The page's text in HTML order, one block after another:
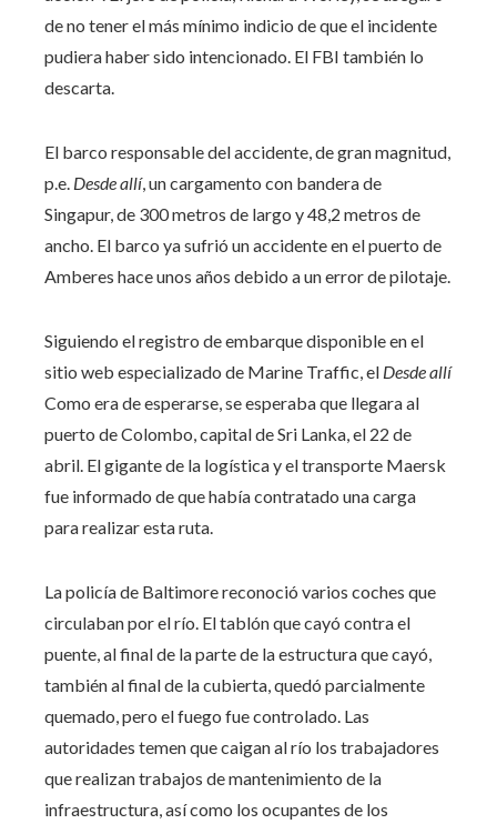
de no tener el más mínimo indicio de que el incidente
pudiera haber sido intencionado. El FBI también lo
descarta.
El barco responsable del accidente, de gran magnitud,
p.e. Desde allí, un cargamento con bandera de
Singapur, de 300 metros de largo y 48,2 metros de
ancho. El barco ya sufrió un accidente en el puerto de
Amberes hace unos años debido a un error de pilotaje.
Siguiendo el registro de embarque disponible en el
sitio web especializado de Marine Traffic, el Desde allí
Como era de esperarse, se esperaba que llegara al
puerto de Colombo, capital de Sri Lanka, el 22 de
abril. El gigante de la logística y el transporte Maersk
fue informado de que había contratado una carga
para realizar esta ruta.
La policía de Baltimore reconoció varios coches que
circulaban por el río. El tablón que cayó contra el
puente, al final de la parte de la estructura que cayó,
también al final de la cubierta, quedó parcialmente
quemado, pero el fuego fue controlado. Las
autoridades temen que caigan al río los trabajadores
que realizan trabajos de mantenimiento de la
infraestructura, así como los ocupantes de los